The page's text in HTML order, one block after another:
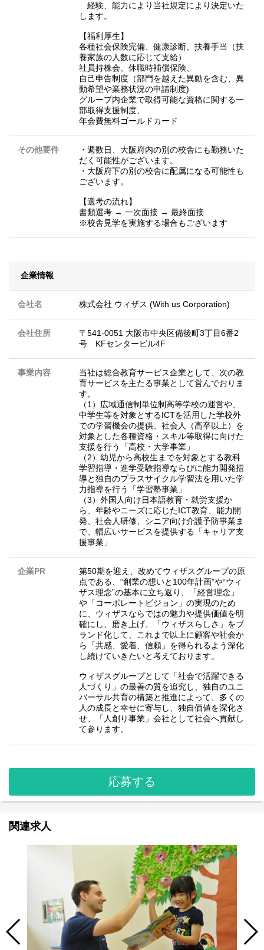
経験、能力により当社規定により決定いた
します。
【福利厚生】
各種社会保険完備、健康診断、扶養手当（扶
養家族の人数に応じて支給）
社員持株会、休職時補償保険、
自己申告制度（部門を越えた異動を含む、異
動希望や業務状況の申請制度)
グループ内企業で取得可能な資格に関する一
部取得支援制度、
年会費無料ゴールドカード
その他要件
・週数日、大阪府内の別の校舎にも勤務いた
だく可能性がございます。
・大阪府下の別の校舎に配属になる可能性も
ございます。
【選考の流れ】
書類選考 → 一次面接 → 最終面接
※校舎見学を実施する場合もございます
企業情報
会社名 株式会社 ウィザス (With us Corporation)
会社住所
〒541-0051 大阪市中央区備後町3丁目6番2
号 KFセンタービル4F
事業内容
当社は総合教育サービス企業として、次の教
育サービスを主たる事業として営んでおりま
す。
（1）広域通信制単位制高等学校の運営や、
中学生等を対象とするICTを活用した学校外
での学習機会の提供、社会人（高卒以上）を
対象とした各種資格・スキル等取得に向けた
支援を行う「高校・大学事業」
（2）幼児から高校生までを対象とする教科
学習指導・進学受験指導ならびに能力開発指
導と独自のプラスサイクル学習法を用いた学
力指導を行う「学習塾事業」
（3）外国人向け日本語教育・就労支援か
ら、年齢やニーズに応じたICT教育、能力開
発、社会人研修、シニア向け介護予防事業ま
で、幅広いサービスを提供する「キャリア支
援事業」
企業PR
第50期を迎え、改めてウィザスグループの原
点である、“創業の想いと100年計画”や“ウィ
ザス理念”の基本に立ち返り、「経営理念」
や「コーポレートビジョン」の実現のため
に、ウィザスならではの魅力や提供価値を明
確にし、磨き上げ、「ウィザスらしさ」をブ
ランド化して、これまで以上に顧客や社会か
ら「共感、愛着、信頼」を得られるよう深化
し続けていきたいと考えております。
ウィザスグループとして「社会で活躍できる
人づくり」の最善の質を追究し、独自のユニ
バーサル共育の構築と推進によって、多くの
人の成長と幸せに寄与し、独自価値を深化さ
せ、「人創り事業」会社として社会へ貢献し
て参ります。
応募する
関連求人